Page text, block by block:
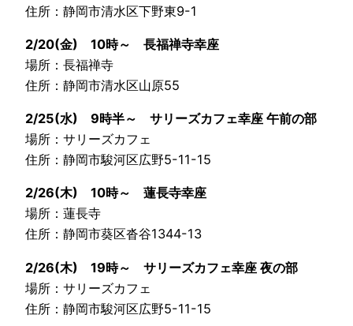
住所：静岡市清水区下野東9-1
2/20(金) 10時～ 長福禅寺幸座
場所：長福禅寺
住所：静岡市清水区山原55
2/25(水) 9時半～ サリーズカフェ幸座 午前の部
場所：サリーズカフェ
住所：静岡市駿河区広野5-11-15
2/26(木) 10時～ 蓮長寺幸座
場所：蓮長寺
住所：静岡市葵区沓谷1344-13
2/26(木) 19時～ サリーズカフェ幸座 夜の部
場所：サリーズカフェ
住所：静岡市駿河区広野5-11-15